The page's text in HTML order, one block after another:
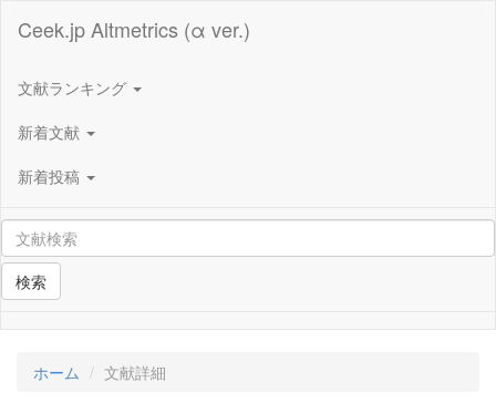
Ceek.jp Altmetrics (α ver.)
文献ランキング
新着文献
新着投稿
検索
ホーム 文献詳細